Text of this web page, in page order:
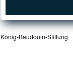
König-Baudouin-Stiftung